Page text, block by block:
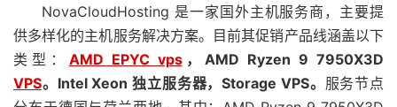
NovaCloudHosting 是一家国外主机服务商，主要提
供多样化的主机服务解决方案。目前其促销产品线涵盖以下
类型： AMD EPYC vps，AMD Ryzen 9 7950X3D
VPS。 Intel Xeon 独立服务器，Storage VPS。 服务节点